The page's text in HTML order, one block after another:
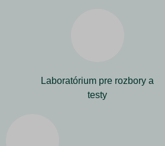
Laboratórium pre rozbory a
testy